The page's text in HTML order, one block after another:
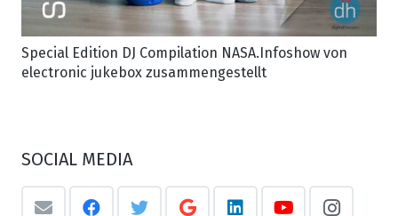
Special Edition DJ Compilation NASA.Infoshow von
electronic jukebox zusammengestellt
SOCIAL MEDIA